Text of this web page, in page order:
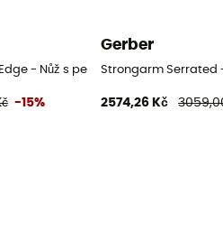
- Nůž s pevnou čepelí
-15%
Gerber
Strongarm Serrated
2574,26 Kč